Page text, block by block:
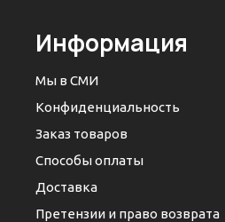
Информация
Мы в СМИ
Конфиденциальность
Заказ товаров
Способы оплаты
Доставка
Претензии и право возврата